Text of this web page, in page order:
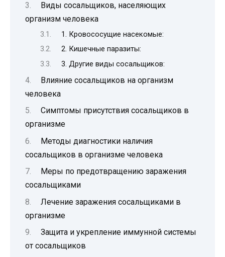
Виды сосальщиков, населяющих
организм человека
1. Кровососущие насекомые:
2. Кишечные паразиты:
3. Другие виды сосальщиков:
Влияние сосальщиков на организм
человека
Симптомы присутствия сосальщиков в
организме
Методы диагностики наличия
сосальщиков в организме человека
Меры по предотвращению заражения
сосальщиками
Лечение заражения сосальщиками в
организме
Защита и укрепление иммунной системы
от сосальщиков